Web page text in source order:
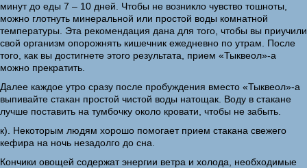
минут до еды 7 – 10 дней. Чтобы не возникло чувство тошноты,
можно глотнуть минеральной или простой воды комнатной
температуры. Эта рекомендация дана для того, чтобы вы приучили
свой организм опорожнять кишечник ежедневно по утрам. После
того, как вы достигнете этого результата, прием «Тыквеол»-а
можно прекратить.
Далее каждое утро сразу после пробуждения вместо «Тыквеол»-а
выпивайте стакан простой чистой воды натощак. Воду в стакане
лучше поставить на тумбочку около кровати, чтобы не забыть.
к). Некоторым людям хорошо помогает прием стакана свежего
кефира на ночь незадолго до сна.
Кончики овощей содержат энергии ветра и холода, необходимые